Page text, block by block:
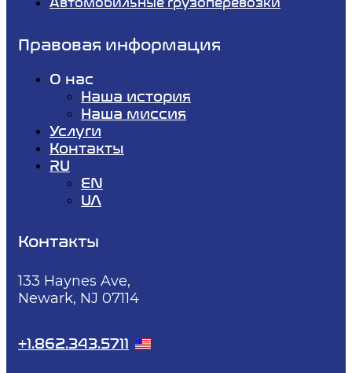
Автомобильные грузоперевозки
Правовая информация
О нас
Наша история
Наша миссия
Услуги
Контакты
RU
EN
UA
Контакты
133 Haynes Ave,
Newark, NJ 07114
+1.862.343.5711